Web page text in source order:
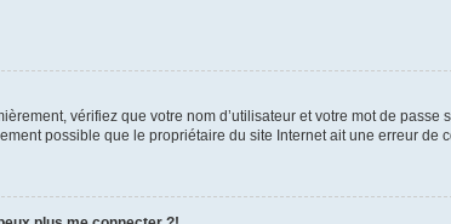
vérifiez que votre nom d’utilisateur et votre mot de
possible que le propriétaire du site Internet ait une erreur de